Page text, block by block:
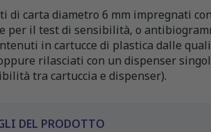
di carta diametro 6 mm impregnati
per il test di sensibilità, o
in cartucce di plastica dalle
rilasciati con un dispenser
tra cartuccia e dispenser).
DEL PRODOTTO